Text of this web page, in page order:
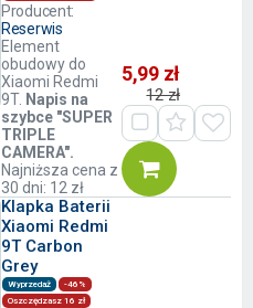
Producent:
Reserwis
Element
obudowy do
Xiaomi Redmi
9T. Napis na
szybce "SUPER
TRIPLE
CAMERA".
Najniższa cena z
30 dni: 12 zł
5,99 zł
12 zł
Klapka Baterii
Xiaomi Redmi
9T Carbon
Grey
Wyprzedaż
-46%
Oszczędzasz 16 zł